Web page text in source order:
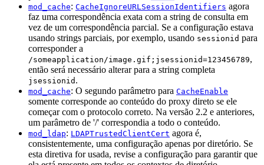
mod_cache: CacheIgnoreURLSessionIdentifiers agora
faz uma correspondência exata com a string de consulta em
vez de um correspondência parcial. Se a configuração estava
usando strings parciais, por exemplo, usando sessionid para
corresponder a
/someapplication/image.gif;jsessionid=123456789,
então será necessário alterar para a string completa
jsessionid .
mod_cache: O segundo parâmetro para CacheEnable
somente corresponde ao conteúdo do proxy direto se ele
começar com o protocolo correto. Na versão 2.2 e anteriores,
um parâmetro de '/' correspondia a todo o conteúdo.
mod_ldap: LDAPTrustedClientCert agora é,
consistentemente, uma configuração apenas por diretório. Se
esta diretiva for usada, revise a configuração para garantir que